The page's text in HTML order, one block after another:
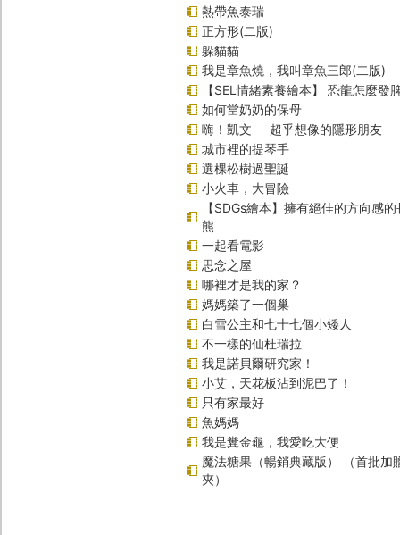
熱帶魚泰瑞
正方形(二版)
躲貓貓
我是章魚燒，我叫章魚三郎(二版)
【SEL情緒素養繪本】 恐龍怎麼發
如何當奶奶的保母
嗨！凱文──超乎想像的隱形朋友
城市裡的提琴手
選棵松樹過聖誕
小火車，大冒險
【SDGs繪本】擁有絕佳的方向感
熊
一起看電影
思念之屋
哪裡才是我的家？
媽媽築了一個巢
白雪公主和七十七個小矮人
不一樣的仙杜瑞拉
我是諾貝爾研究家！
小艾，天花板沾到泥巴了！
只有家最好
魚媽媽
我是糞金龜，我愛吃大便
魔法糖果（暢銷典藏版） （首批加
夾）